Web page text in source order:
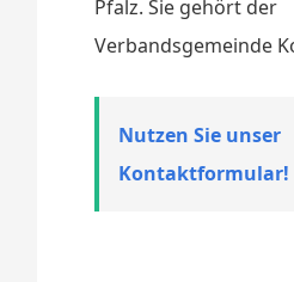
Pfalz. Sie gehört der
Verbandsgemeinde
Nutzen Sie unser
Kontaktformular!